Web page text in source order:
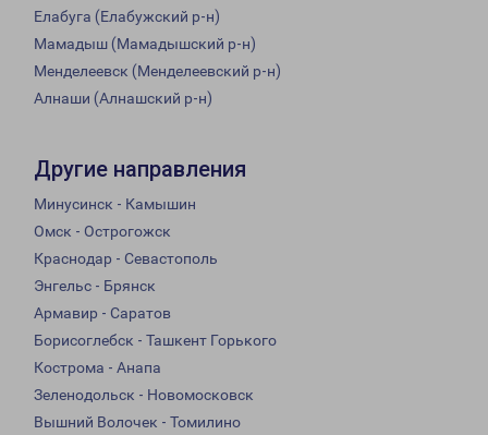
Елабуга (Елабужский р-н)
Мамадыш (Мамадышский р-н)
Менделеевск (Менделеевский р-н)
Алнаши (Алнашский р-н)
Другие направления
Минусинск - Камышин
Омск - Острогожск
Краснодар - Севастополь
Энгельс - Брянск
Армавир - Саратов
Борисоглебск - Ташкент Горького
Кострома - Анапа
Зеленодольск - Новомосковск
Вышний Волочек - Томилино